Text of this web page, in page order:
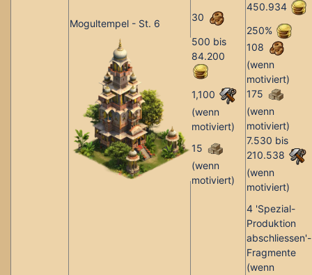
Mogultempel - St. 6
30
500 bis
84.200
1,100
(wenn
motiviert)
15
(wenn
motiviert)
450.934
250%
108
(wenn
motiviert)
175
(wenn
motiviert)
7.530 bis
210.538
(wenn
motiviert)
4 'Spezial-
Produktion
abschliessen'-
Fragmente
(wenn